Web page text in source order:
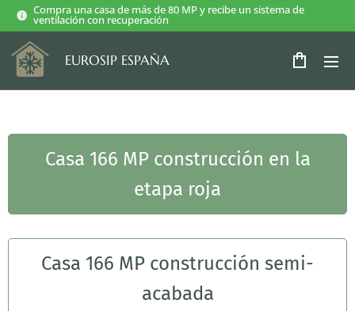
Compra una casa de más de 80 MP y recibe un sistema de
ventilación con recuperación
EUROSIP ESPAÑA
Casa 166 MP construcción en la
etapa roja
Casa 166 MP construcción semi-
acabada